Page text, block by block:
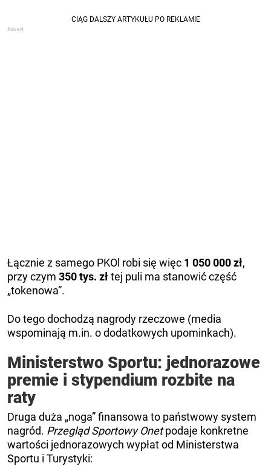
Łącznie z samego PKOl robi się więc 1 050 000 zł,
przy czym 350 tys. złtej puli ma stanowić część
„tokenowa”.
Do tego dochodzą nagrody rzeczowe (media
wspominają m.in. o dodatkowych upominkach).
Ministerstwo Sportu: jednorazowe
premie i stypendium rozbite na
raty
Druga duża „noga” finansowa to państwowy system
nagród. Przegląd Sportowy Onetpodaje konkretne
wartości jednorazowych wypłat od Ministerstwa
Sportu i Turystyki: